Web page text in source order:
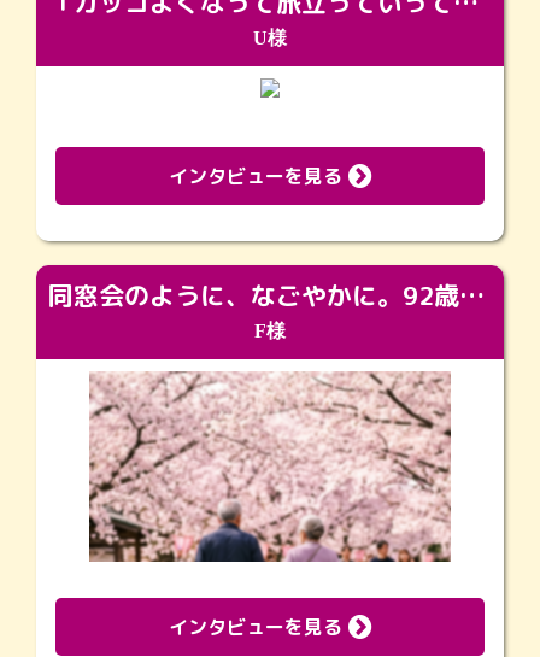
U様
インタビューを見る
同窓会のように、なごやかに。92歳の旅立ちを彩った、再会と感謝の場
F様
インタビューを見る